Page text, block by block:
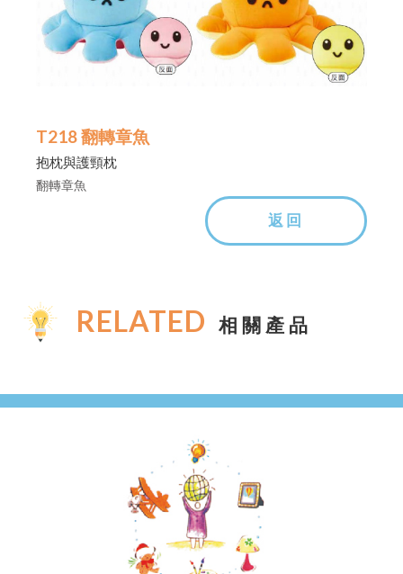
T218 翻轉章魚
抱枕與護頸枕
翻轉章魚
返回
RELATED 相關產品